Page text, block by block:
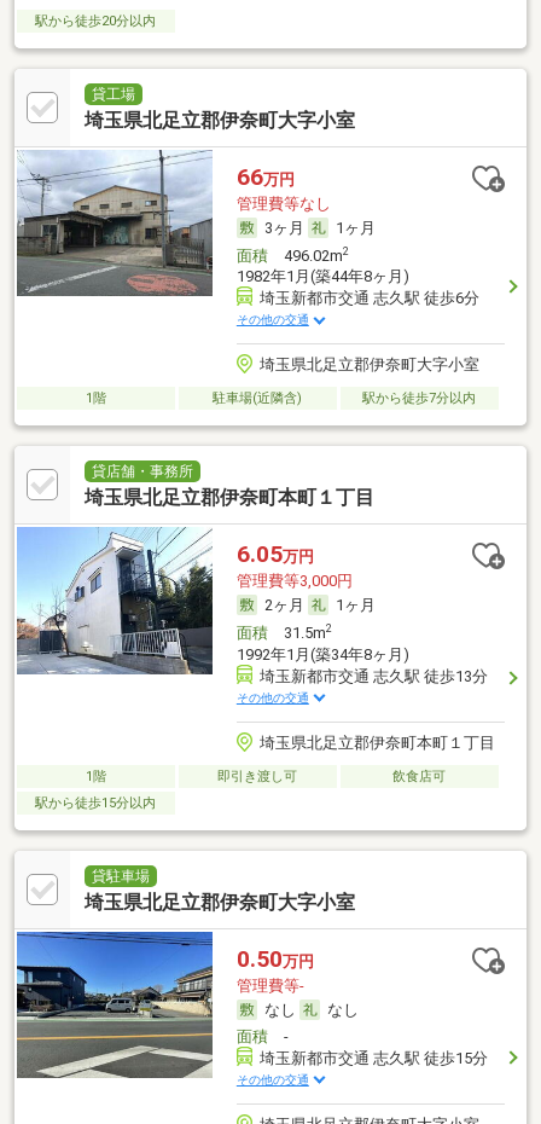
駅から徒歩20分以内
貸工場
埼玉県北足立郡伊奈町大字小室
66万円
管理費等なし
3ヶ月
1ヶ月
面積496.02m2
1982年1月(築44年8ヶ月)
埼玉新都市交通 志久駅 徒歩6分
その他の交通
埼玉県北足立郡伊奈町大字小室
1階 駐車場(近隣含) 駅から徒歩7分以内
貸店舗・事務所
埼玉県北足立郡伊奈町本町１丁目
6.05万円
管理費等3,000円
2ヶ月
1ヶ月
面積31.5m2
1992年1月(築34年8ヶ月)
埼玉新都市交通 志久駅 徒歩13分
その他の交通
埼玉県北足立郡伊奈町本町１丁目
1階 即引き渡し可
飲食店可
駅から徒歩15分以内
貸駐車場
埼玉県北足立郡伊奈町大字小室
0.50万円
管理費等-
なし
なし
面積-
埼玉新都市交通 志久駅 徒歩15分
その他の交通